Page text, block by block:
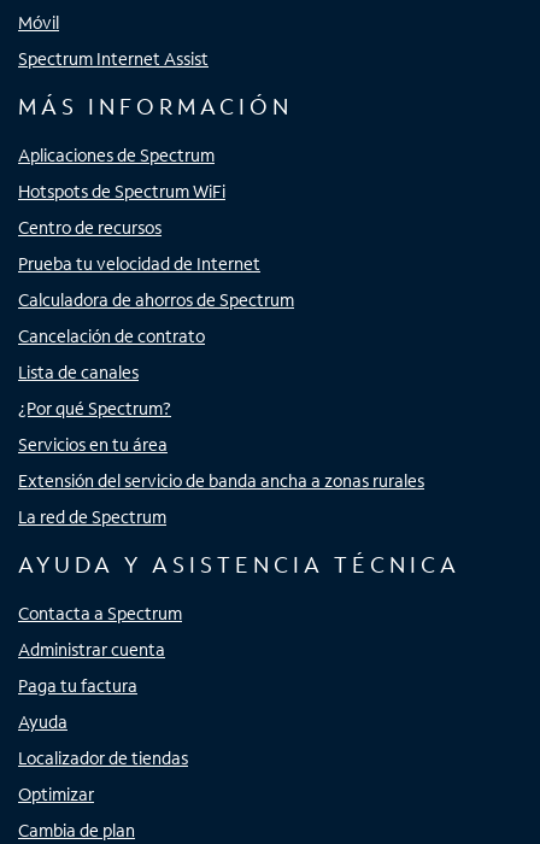
Móvil
Spectrum Internet Assist
MÁS INFORMACIÓN
Aplicaciones de Spectrum
Hotspots de Spectrum WiFi
Centro de recursos
Prueba tu velocidad de Internet
Calculadora de ahorros de Spectrum
Cancelación de contrato
Lista de canales
¿Por qué Spectrum?
Servicios en tu área
Extensión del servicio de banda ancha a zonas rurales
La red de Spectrum
AYUDA Y ASISTENCIA TÉCNICA
Contacta a Spectrum
Administrar cuenta
Paga tu factura
Ayuda
Localizador de tiendas
Optimizar
Cambia de plan